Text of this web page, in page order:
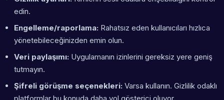
edin.
Engelleme/raporlama: Rahatsız eden kullanıcıları hızlıca
yönetebileceğinizden emin olun.
Veri paylaşımı: Uygulamanın izinlerini gereksiz yere geniş
tutmayın.
Şifreli görüşme seçenekleri: Varsa kullanın. Gizlilik odaklı